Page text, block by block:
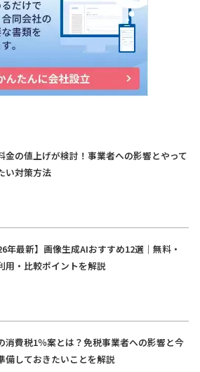
金の値上げが検討！事業者への影響とやって
い対策方法
年最新】画像生成AIおすすめ12選｜無料・
用・比較ポイントを解説
消費税1％案とは？免税事業者への影響と今
備しておきたいことを解説